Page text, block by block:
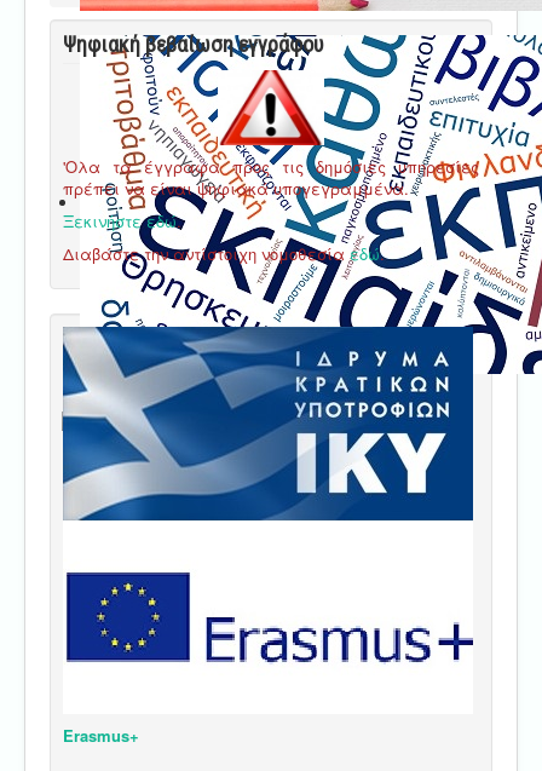
Ψηφιακή βεβαίωση εγγράφου
'Ολα τα έγγραφα προς τις δημόσιες υπηρεσίες
πρέπει να είναι ψηφιακά υπογεγραμμένα.
Ξεκινήστε εδώ.
Διαβάστε την αντίστοιχη νομοθεσία εδώ.
Erasmus+